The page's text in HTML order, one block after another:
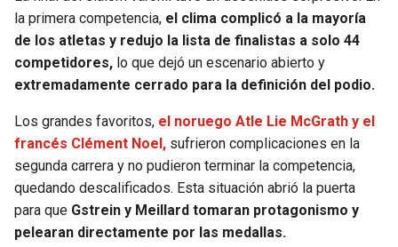
la primera competencia, el clima complicó a la mayoría
de los atletas y redujo la lista de finalistas a solo 44
competidores, lo que dejó un escenario abierto y
extremadamente cerrado para la definición del podio.
Los grandes favoritos, el noruego Atle Lie McGrath y el
francés Clément Noel, sufrieron complicaciones en la
segunda carrera y no pudieron terminar la competencia,
quedando descalificados. Esta situación abrió la puerta
para que Gstrein y Meillard tomaran protagonismo y
pelearan directamente por las medallas.